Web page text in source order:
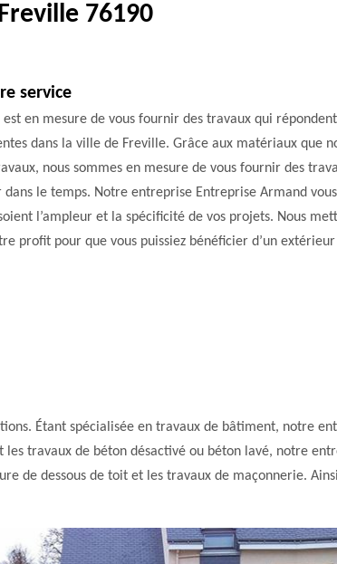
76190
service
en mesure de vous fournir des travaux qui répondent
dans la ville de Freville. Grâce aux matériaux que
nous sommes en mesure de vous fournir des
le temps. Notre entreprise Entreprise Armand
l’ampleur et la spécificité de vos projets. Nous
profit pour que vous puissiez bénéficier d’un
Étant spécialisée en travaux de bâtiment, notre
travaux de béton désactivé ou béton lavé, notre
de dessous de toit et les travaux de maçonnerie.